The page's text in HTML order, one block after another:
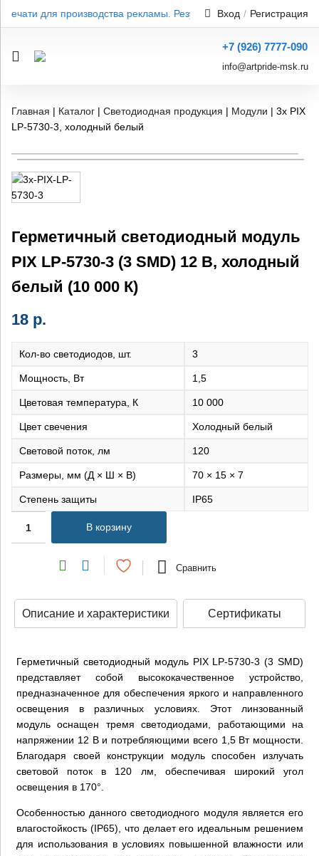
для производства рекламы. Результат от 1 дня — без
Вход / Регистрация
+7 (926) 7777-090
info@artpride-msk.ru
Главная | Каталог | Светодиодная продукция | Модули | 3х PIX
LP-5730-3, холодный белый
Герметичный светодиодный модуль
PIX LP-5730-3 (3 SMD) 12 В, холодный
белый (10 000 К)
18 р.
Кол-во светодиодов, шт. 3
Мощность, Вт 1,5
Цветовая температура, К 10 000
Цвет свечения холодный белый
Световой поток, лм 120
Размеры, мм (Д × Ш × В) 70 × 15 × 7
Степень защиты IP65
В корзину
Сравнить
Описание и характеристики Сертификаты
Герметичный светодиодный модуль PIX LP-5730-3 (3 SMD)
представляет собой высококачественное устройство,
предназначенное для обеспечения яркого и направленного
освещения в различных условиях. Этот линзованный
модуль оснащен тремя светодиодами, работающими на
напряжении 12 В и потребляющими всего 1,5 Вт мощности.
Благодаря своей конструкции модуль способен излучать
световой поток в 120 лм, обеспечивая широкий угол
освещения в 170°.
Особенностью данного светодиодного модуля является его
влагостойкость (IP65), что делает его идеальным решением
для использования в условиях повышенной влажности или